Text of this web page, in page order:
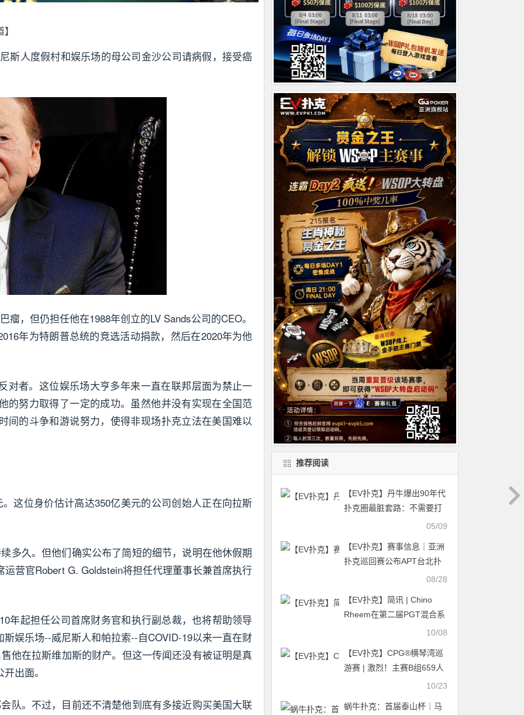
斯人度假村和娱乐场的母公司金沙公司请病假，接受癌
，但仍担任他在1988年创立的LV Sands公司的CEO。
年为特朗普总统的竞选活动捐款，然后在2020年为他
对者。这位娱乐场大亨多年来一直在联邦层面为禁止一
的努力取得了一定的成功。虽然他并没有实现在全国范
间的斗争和游说努力，使得非现场扑克立法在美国难以
这位身价估计高达350亿美元的公司创始人正在向拉斯
多久。但他们确实公布了简短的细节，说明在他休假期
营官Robert G. Goldstein将担任代理董事长兼首席执行
年起担任公司首席财务官和执行副总裁，也将帮助领导
娱乐场--威尼斯人和帕拉索--自COVID-19以来一直在财
他在拉斯维加斯的财产。但这一传闻还没有被证明是真
出面。
队。不过，目前还不清楚他到底有多接近购买美国大联
推荐阅读
【EV扑克】丹牛爆出90年代
扑克圈最脏套路：不需要打
比赛，仅靠超卖股份就赚得
05/09
【EV扑克】赛事信息｜亚洲
扑克巡回赛公布APT台北扑
克经典赛2024赛程（9月27
08/28
【EV扑克】简讯 | Chino
Rheem在第二届PGT混合系
10/08
【EV扑克】CPG®横琴湾巡
游赛 | 激烈！主赛B组659人
参赛 223人晋级 夏俊明10/23
蜗牛扑克：首届泰山杯｜马